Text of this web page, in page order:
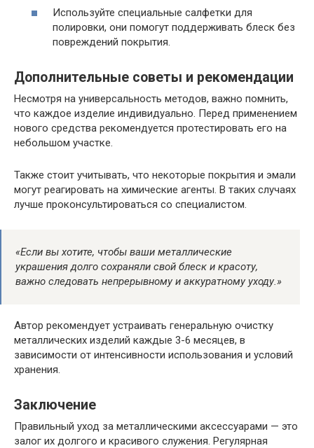
Используйте специальные салфетки для
полировки, они помогут поддерживать блеск без
повреждений покрытия.
Дополнительные советы и рекомендации
Несмотря на универсальность методов, важно помнить,
что каждое изделие индивидуально. Перед применением
нового средства рекомендуется протестировать его на
небольшом участке.
Также стоит учитывать, что некоторые покрытия и эмали
могут реагировать на химические агенты. В таких случаях
лучше проконсультироваться со специалистом.
«Если вы хотите, чтобы ваши металлические
украшения долго сохраняли свой блеск и красоту,
важно следовать непрерывному и аккуратному уходу.»
Автор рекомендует устраивать генеральную очистку
металлических изделий каждые 3-6 месяцев, в
зависимости от интенсивности использования и условий
хранения.
Заключение
Правильный уход за металлическими аксессуарами — это
залог их долгого и красивого служения. Регулярная